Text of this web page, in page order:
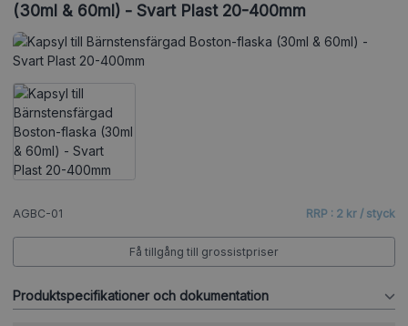
(30ml & 60ml) - Svart Plast 20-400mm
AGBC-01 RRP : 2 kr / styck
Få tillgång till grossistpriser
Produktspecifikationer och dokumentation